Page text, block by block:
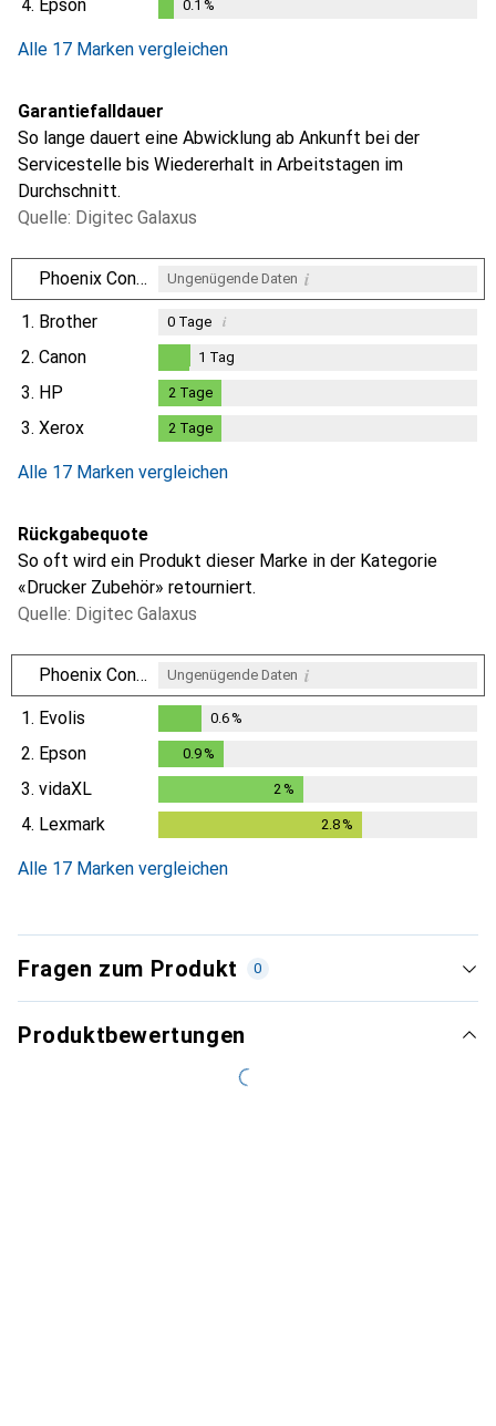
4. Epson 0.1 %
Alle 17 Marken vergleichen
Garantiefalldauer
So lange dauert eine Abwicklung ab Ankunft bei der
Servicestelle bis Wiedererhalt in Arbeitstagen im
Durchschnitt.
Quelle: Digitec Galaxus
Phoenix Contact Ungenügende Daten i
1. Brother 0Tage i
2. Canon
Tag
1 Tag
3. HP 2 Tage
3. Xerox 2 Tage
Alle 17 Marken vergleichen
Rückgabequote
So oft wird ein Produkt dieser Marke in der Kategorie
«Drucker Zubehör» retourniert.
Quelle: Digitec Galaxus
Phoenix Contact Ungenügende Daten i
1. Evolis
0.6%
0.6%
2. Epson 0.9%
3. vidaXL 2 %
4. Lexmark 2.8%
Alle 17 Marken vergleichen
Fragen zum Produkt 0
Produktbewertungen